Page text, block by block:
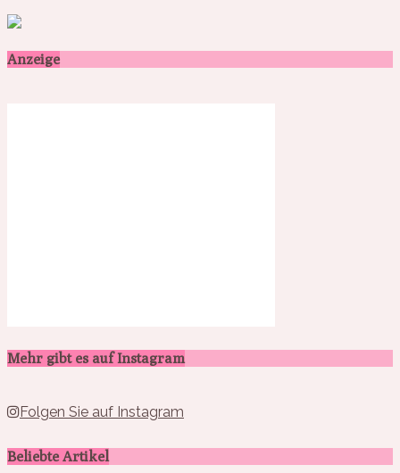
Anzeige
Mehr gibt es auf Instagram
Folgen Sie auf Instagram
Beliebte Artikel